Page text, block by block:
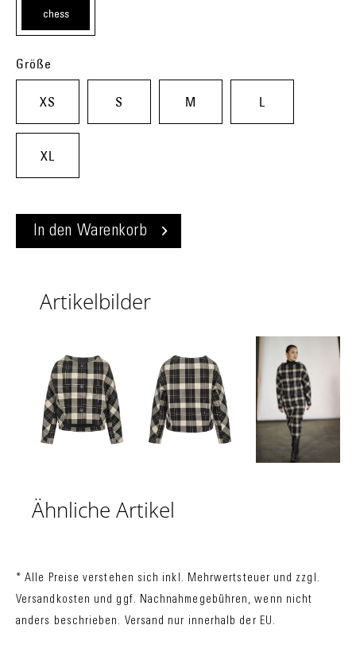
chess
Größe
XS S M L
XL
In den Warenkorb
Artikelbilder
Ähnliche Artikel
* Alle Preise verstehen sich inkl. Mehrwertsteuer und zzgl.
Versandkosten und ggf. Nachnahmegebühren, wenn nicht
anders beschrieben. Versand nur innerhalb der EU.